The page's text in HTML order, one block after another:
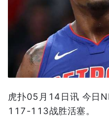
虎扑05月14日讯 今日
117-113战胜活塞。